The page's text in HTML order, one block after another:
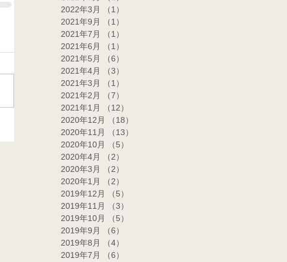
2022年3月
（1）
2021年9月
（1）
2021年7月
（1）
2021年6月
（1）
2021年5月
（6）
2021年4月
（3）
2021年3月
（1）
2021年2月
（7）
2021年1月
（12）
2020年12月
（18）
2020年11月
（13）
2020年10月
（5）
2020年4月
（2）
2020年3月
（2）
2020年1月
（2）
2019年12月
（5）
2019年11月
（3）
2019年10月
（5）
2019年9月
（6）
2019年8月
（4）
2019年7月
（6）